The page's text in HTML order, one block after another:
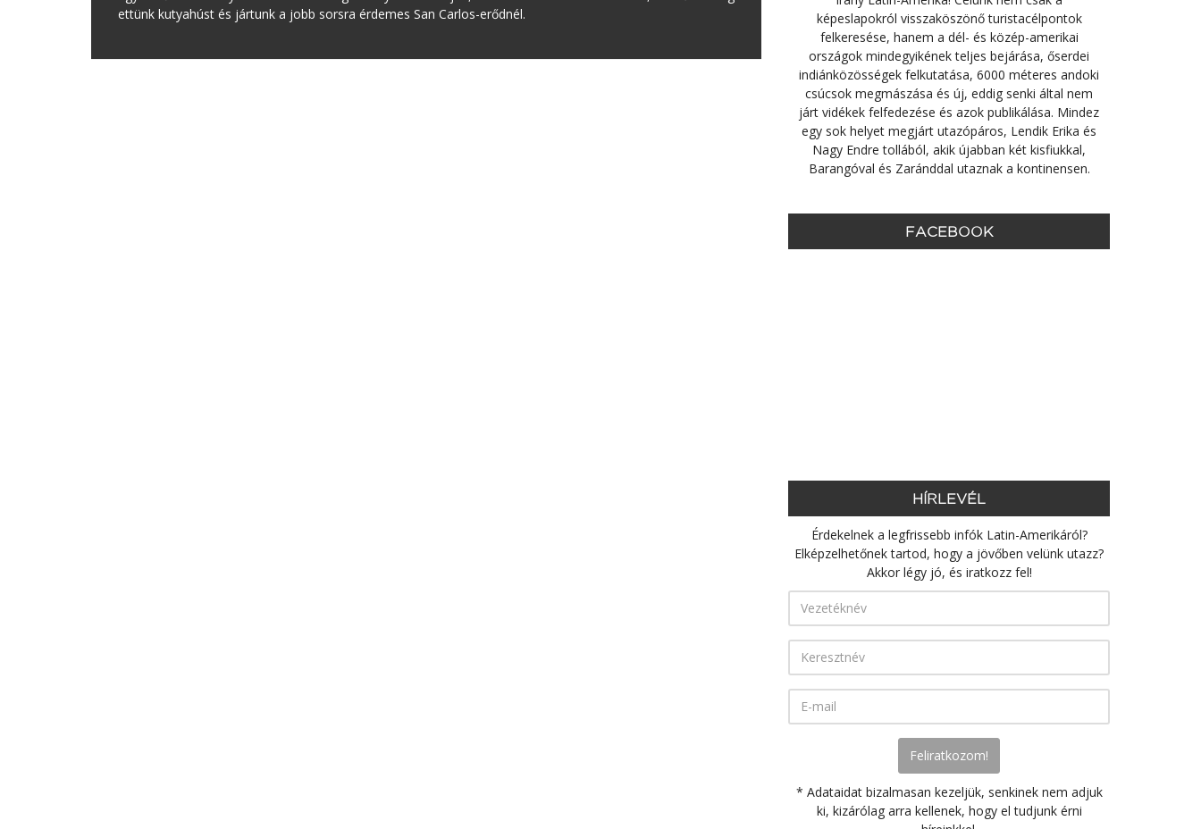
ettünk kutyahúst és jártunk a jobb sorsra érdemes San Carlos-erődnél.
képeslapokról visszaköszönő turistacélpontok
felkeresése, hanem a dél- és közép-amerikai
országok mindegyikének teljes bejárása, őserdei
indiánközösségek felkutatása, 6000 méteres andoki
csúcsok megmászása és új, eddig senki által nem
járt vidékek felfedezése és azok publikálása. Mindez
egy sok helyet megjárt utazópáros, Lendik Erika és
Nagy Endre tollából, akik újabban két kisfiukkal,
Barangóval és Zaránddal utaznak a kontinensen.
FACEBOOK
HÍRLEVÉL
Érdekelnek a legfrissebb infók Latin-Amerikáról?
Elképzelhetőnek tartod, hogy a jövőben velünk utazz?
Akkor légy jó, és iratkozz fel!
* Adataidat bizalmasan kezeljük, senkinek nem adjuk
ki, kizárólag arra kellenek, hogy el tudjunk érni